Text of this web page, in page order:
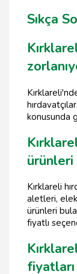
Sıkça
konusunda
Kırklareli
aletleri,
ürünleri
fiyatlı
fiyatları